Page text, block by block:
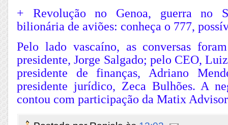
+ Revolução no Genoa, guerra no
bilionária de aviões: conheça o 777,
Pelo lado vascaíno, as conversas
presidente, Jorge Salgado; pelo CEO,
presidente de finanças, Adriano
presidente jurídico, Zeca Bulhões. A
contou com participação da Matix